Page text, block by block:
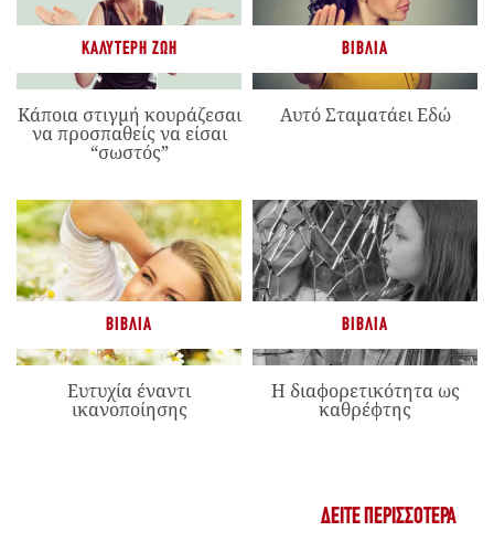
ΚΑΛΎΤΕΡΗ ΖΩΉ
Κάποια στιγμή κουράζεσαι
να προσπαθείς να είσαι
“σωστός”
ΒΙΒΛΊΑ
Αυτό Σταματάει Εδώ
ΒΙΒΛΊΑ
Ευτυχία έναντι
ικανοποίησης
ΒΙΒΛΊΑ
Η διαφορετικότητα ως
καθρέφτης
ΔΕΊΤΕ ΠΕΡΙΣΣΌΤΕΡΑ